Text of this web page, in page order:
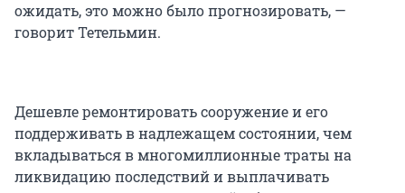
ожидать, это можно было прогнозировать, —
говорит Тетельмин.
Дешевле ремонтировать сооружение и его
поддерживать в надлежащем состоянии, чем
вкладываться в многомиллионные траты на
ликвидацию последствий и выплачивать